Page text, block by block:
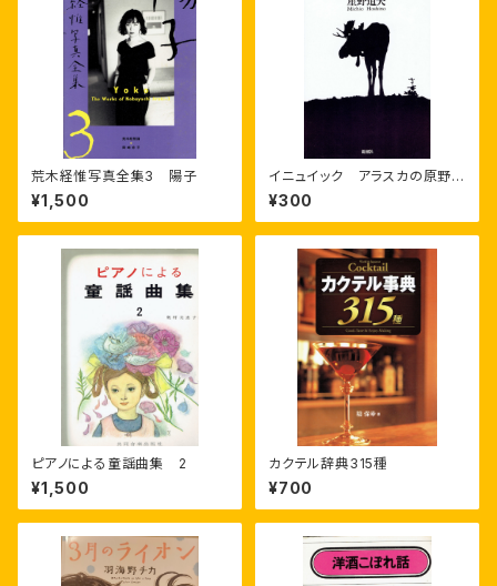
荒木経惟写真全集3 陽子
¥1,500
イニュイック アラスカの原野を
旅する
¥300
ピアノによる童謡曲集 2
¥1,500
カクテル辞典315種
¥700